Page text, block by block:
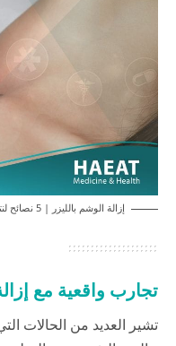
إزالة الوشم بالليزر | 5 نصائح لنتائج مضمونة 31
تجارب واقعية مع
تشير العديد من الحالات